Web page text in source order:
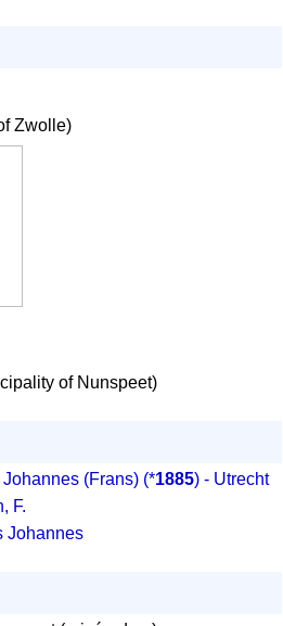
Zwolle)
of Nunspeet)
(Frans) (*1885) - Utrecht
F.
Johannes